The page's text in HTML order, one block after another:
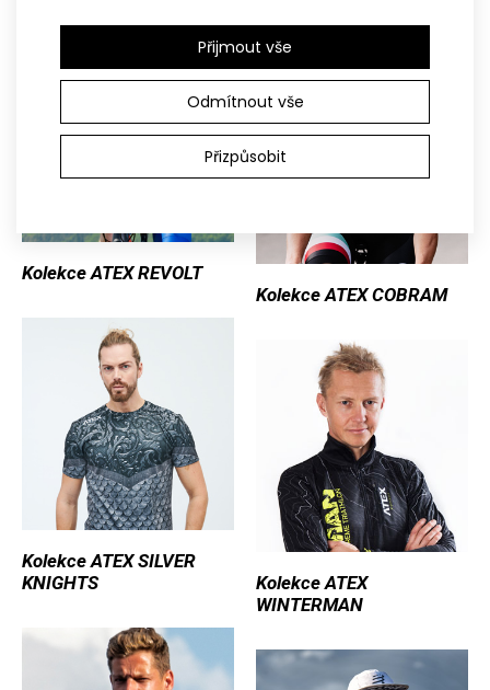
Přijmout vše
Odmítnout vše
Přizpůsobit
Kolekce ATEX REVOLT
Kolekce ATEX COBRAM
Kolekce ATEX SILVER
KNIGHTS
Kolekce ATEX
WINTERMAN